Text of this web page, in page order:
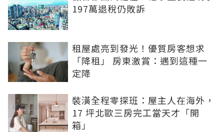
197萬退稅仍敗訴
租屋處亮到發光！優質房客想求
「降租」 房東激賞：遇到這種一
定降
裝潢全程零探班：屋主人在海外，
17 坪北歐三房完工當天才「開
箱」